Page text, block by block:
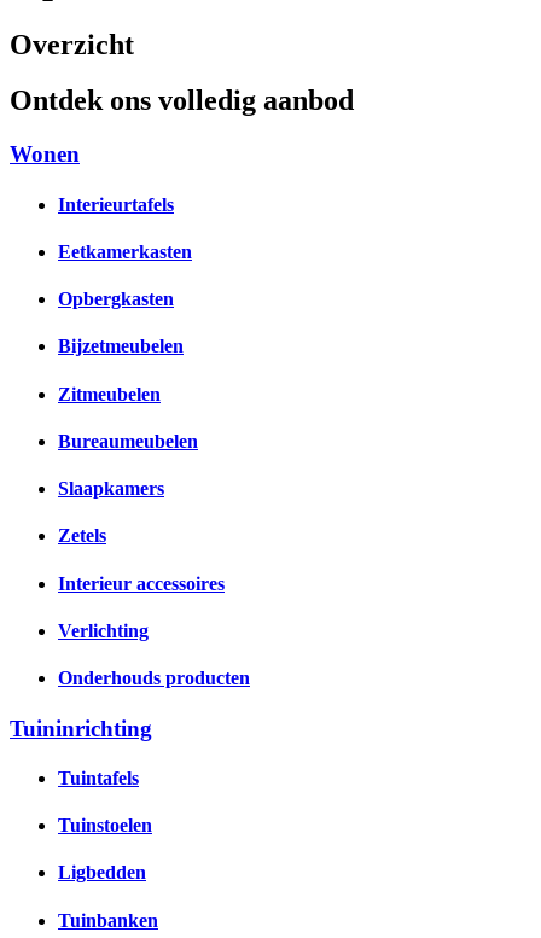
Overzicht
Ontdek ons volledig aanbod
Wonen
Interieurtafels
Eetkamerkasten
Opbergkasten
Bijzetmeubelen
Zitmeubelen
Bureaumeubelen
Slaapkamers
Zetels
Interieur accessoires
Verlichting
Onderhouds producten
Tuininrichting
Tuintafels
Tuinstoelen
Ligbedden
Tuinbanken